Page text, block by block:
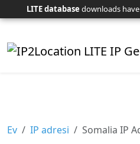
LITE database downloads
Ev IP adresi Somalia IP